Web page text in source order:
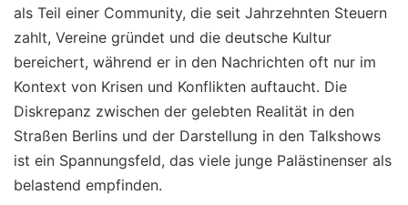
als Teil einer Community, die seit Jahrzehnten Steuern
zahlt, Vereine gründet und die deutsche Kultur
bereichert, während er in den Nachrichten oft nur im
Kontext von Krisen und Konflikten auftaucht. Die
Diskrepanz zwischen der gelebten Realität in den
Straßen Berlins und der Darstellung in den Talkshows
ist ein Spannungsfeld, das viele junge Palästinenser als
belastend empfinden.